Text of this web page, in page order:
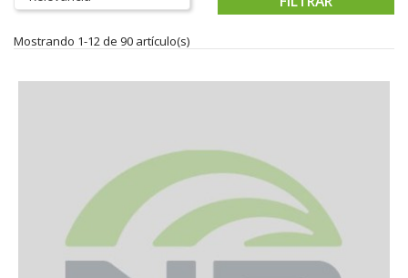
Mostrando 1-12 de 90 artículo(s)